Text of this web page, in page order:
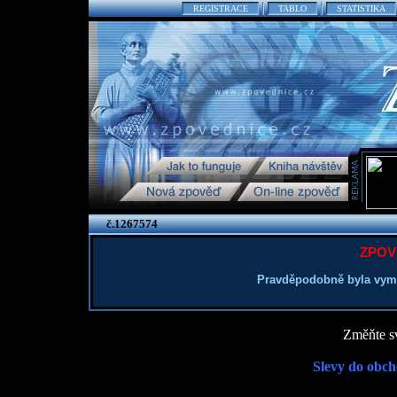
REGISTRACE TABLO STATISTIKA
č.1267574
Pravděpodobně byla
Změňte
Slevy do